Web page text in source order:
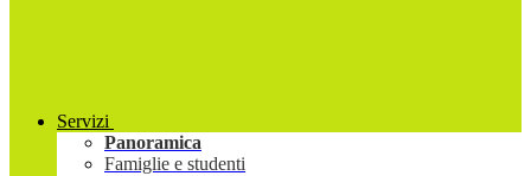
Servizi
Panoramica
Famiglie e studenti